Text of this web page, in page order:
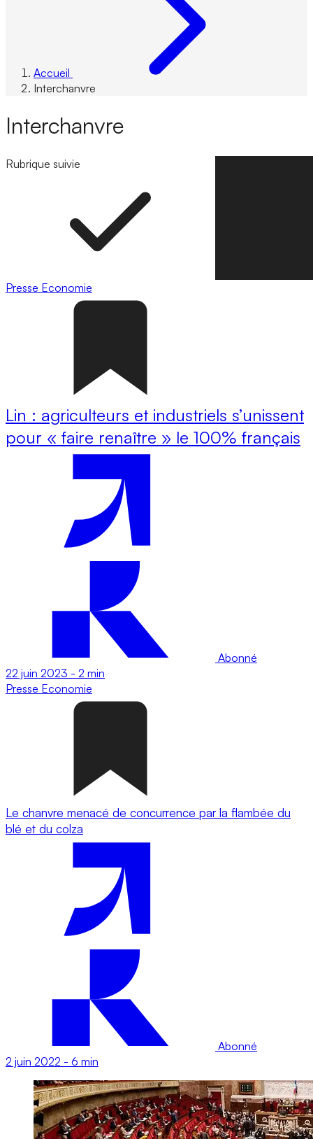
Accueil
Interchanvre
Interchanvre
Rubrique suivie
Presse Economie
Lin : agriculteurs et industriels s’unissent
pour « faire renaître » le 100% français
Abonné
22 juin 2023 - 2 min
Presse Economie
Le chanvre menacé de concurrence par la flambée du
blé et du colza
Abonné
2 juin 2022 - 6 min